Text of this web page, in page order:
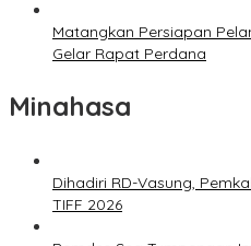
Matangkan Persiapan
Gelar Rapat Perdana
Minahasa
Dihadiri RD-Vasung,
TIFF 2026